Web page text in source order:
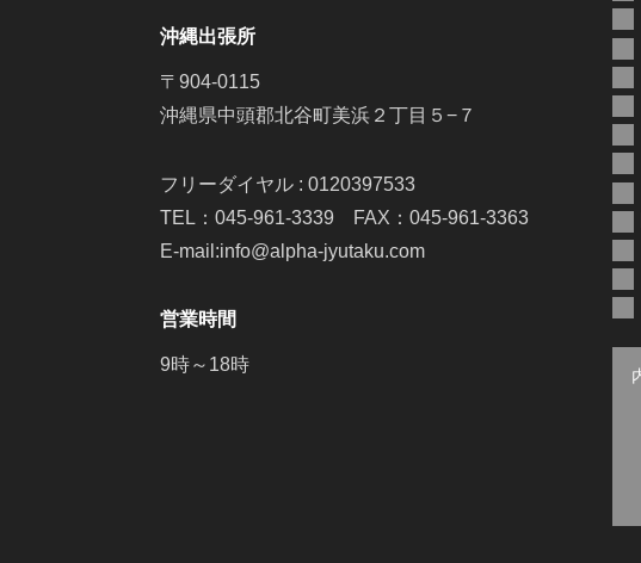
沖縄出張所
〒904-0115
沖縄県中頭郡北谷町美浜２丁目５−７
フリーダイヤル : 0120397533
TEL：045-961-3339 FAX：045-961-3363
E-mail:info@alpha-jyutaku.com
営業時間
9時～18時